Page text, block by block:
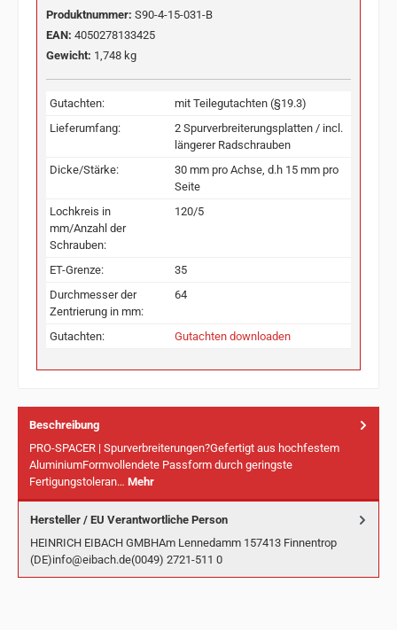
Produktnummer: S90-4-15-031-B
EAN: 4050278133425
Gewicht: 1,748 kg
Gutachten:
mit Teilegutachten (§19.3)
Lieferumfang:
2 Spurverbreiterungsplatten / incl.
längerer Radschrauben
Dicke/Stärke:
30 mm pro Achse, d.h 15 mm pro
Seite
Lochkreis in
mm/Anzahl der
Schrauben:
120/5
ET-Grenze:
35
Durchmesser der
Zentrierung in mm:
64
Gutachten: Gutachten downloaden
Beschreibung
PRO-SPACER | Spurverbreiterungen?Gefertigt aus hochfestem
AluminiumFormvollendete Passform durch geringste
Fertigungstoleran… Mehr
Hersteller / EU Verantwortliche Person
HEINRICH EIBACH GMBHAm Lennedamm 157413 Finnentrop
(DE)info@eibach.de(0049) 2721-511 0